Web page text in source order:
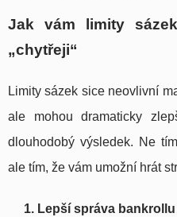
Jak vám limity
„chytřeji“
Limity sázek sice neovlivní
ale mohou dramaticky
dlouhodobý výsledek. Ne
ale tím, že vám umožní hrát
1. Lepší správa bankrollu